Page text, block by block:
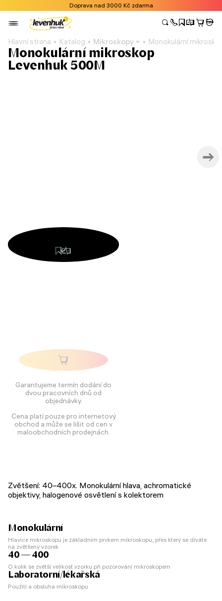
Doprava nad 3000 Kč zdarma
Hlavní strana Katalog Mikroskopy Monokulární
Monokulární mikroskop
Levenhuk 500M
Garantujeme termín dodání do
dvou pracovních dnů od
objednávky.
Cena platí pouze pro internetový
obchod a může se lišit od cen v
maloobchodních prodejnách.
Zvětšení: 40–400x. Monokulární hlava, achromatické
objektivy, halogenové osvětlení s kolektorem
Monokulární
Hlavice mikroskopu je základním prvkem mikroskopu, přes který se díváte
na zvětšený vzorek
40 — 400
O kolik se zvětší velikost vzorku při pozorování mikroskopem
Laboratorní/lékařská
Použití a obsluha mikroskopu